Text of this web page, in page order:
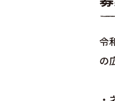
令
の